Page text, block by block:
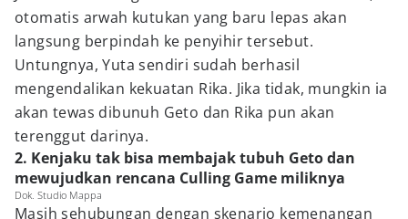
otomatis arwah kutukan yang baru lepas akan
langsung berpindah ke penyihir tersebut.
Untungnya, Yuta sendiri sudah berhasil
mengendalikan kekuatan Rika. Jika tidak, mungkin ia
akan tewas dibunuh Geto dan Rika pun akan
terenggut darinya.
2. Kenjaku tak bisa membajak tubuh Geto dan
mewujudkan rencana Culling Game miliknya
Dok. Studio Mappa
Masih sehubungan dengan skenario kemenangan